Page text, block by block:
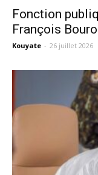
Fonction
François
Kouyate - 26 juillet 2026